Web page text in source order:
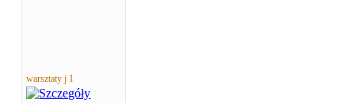
warsztaty j 1